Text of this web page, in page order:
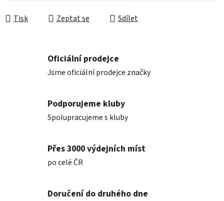
Tisk Zeptat se Sdílet
Oficiální prodejce
Jsme oficiální prodejce značky
Podporujeme kluby
Spolupracujeme s kluby
Přes 3000 výdejních míst
po celé ČR
Doručení do druhého dne